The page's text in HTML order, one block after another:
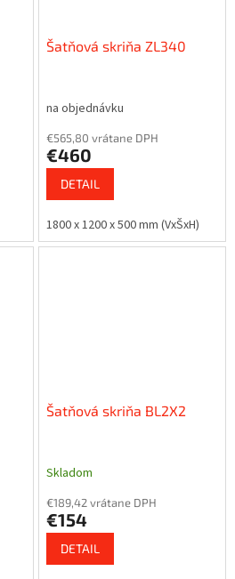
Šatňová skriňa ZL340
na objednávku
€565,80 vrátane DPH
€460
DETAIL
1800 x 1200 x 500 mm (VxŠxH)
Šatňová skriňa BL2X2
Skladom
€189,42 vrátane DPH
€154
DETAIL